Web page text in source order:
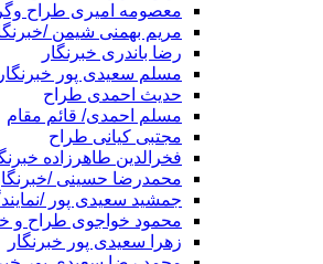
معصومه امیری طراح
مریم بهمنی شیمن /
رضا باندری خبرنگار
مسلم سعیدی پور خبرنگار
حدیث احمدی طراح
مسلم احمدی/ قائم مقام
مجتبی کیانی طراح
فخرالدین طاهرزاده
محمدرضا حسینی /
جمشید سعیدی پور /
محمود خواجوی طراح و
زهرا سعیدی پور خبرنگار